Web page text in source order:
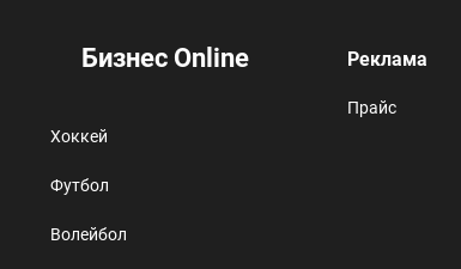
Бизнес Online
Хоккей
Футбол
Волейбол
Реклама
Прайс